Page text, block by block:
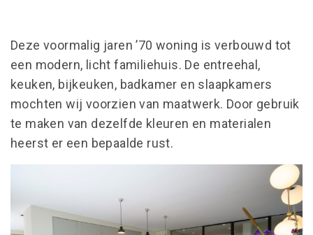
WOONINTERIEUR
ONTWERPEN
Deze voormalig jaren ’70 woning is verbouwd tot
een modern, licht familiehuis. De entreehal,
keuken, bijkeuken, badkamer en slaapkamers
mochten wij voorzien van maatwerk. Door gebruik
te maken van dezelfde kleuren en materialen
heerst er een bepaalde rust.